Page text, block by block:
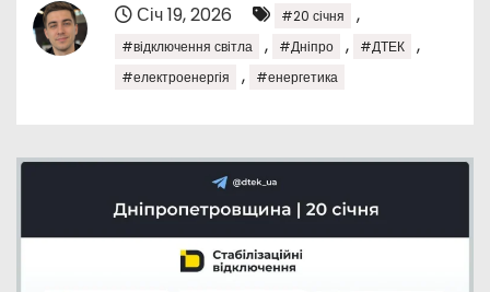
Січ 19, 2026 #20 січня ,
#відключення світла , #Дніпро , #ДТЕК ,
#електроенергія , #енергетика